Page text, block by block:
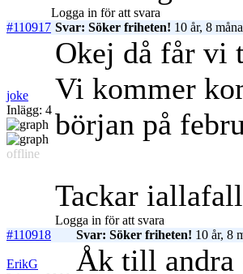
Logga in för att svara
#110917 Svar: Söker friheten! 10 år, 8
joke
Inlägg: 4
offline
Okej då får vi
Vi kommer
början på
Tackar
Logga in för att svara
#110918
Svar: Söker friheten! 10 år, 8
ErikG
Åk till andra